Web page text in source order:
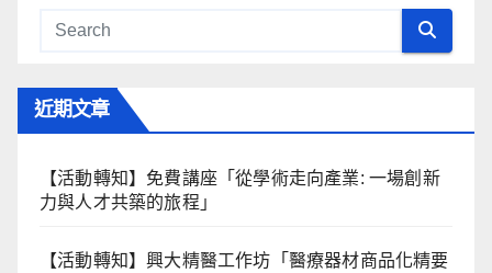
近期文章
【活動轉知】免費講座「從學術走向產業: ⼀場創新
力與⼈才共築的旅程」
【活動轉知】興大精醫工作坊「醫療器材商品化精要